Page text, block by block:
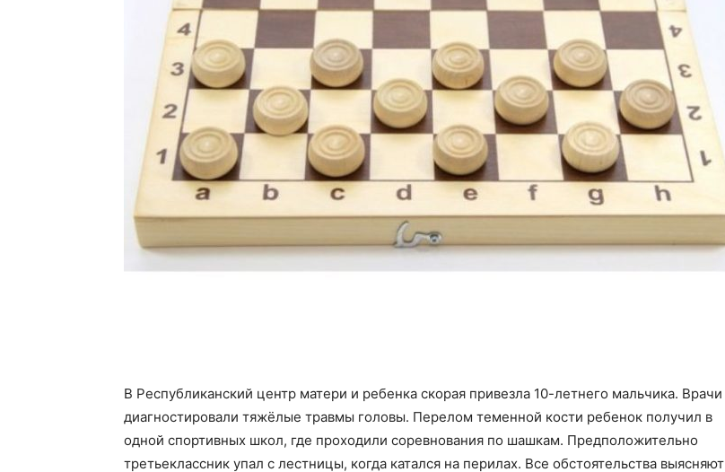
В Республиканский центр матери и ребенка скорая привезла 10-летнего мальчика. Врачи
диагностировали тяжёлые травмы головы. Перелом теменной кости ребенок получил в
одной спортивных школ, где проходили соревнования по шашкам. Предположительно
третьеклассник упал с лестницы, когда катался на перилах. Все обстоятельства выясняют